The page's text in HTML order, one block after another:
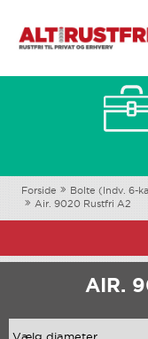
Forside Bolte (Indv. 6-
Air. 9020 Rustfri A2
AIR.